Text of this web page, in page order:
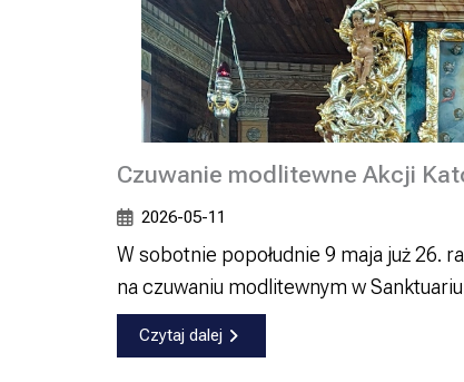
Czuwanie modlitewne Akcji
2026-05-11
W sobotnie popołudnie 9 maja już 26.
na czuwaniu modlitewnym w
Czytaj dalej